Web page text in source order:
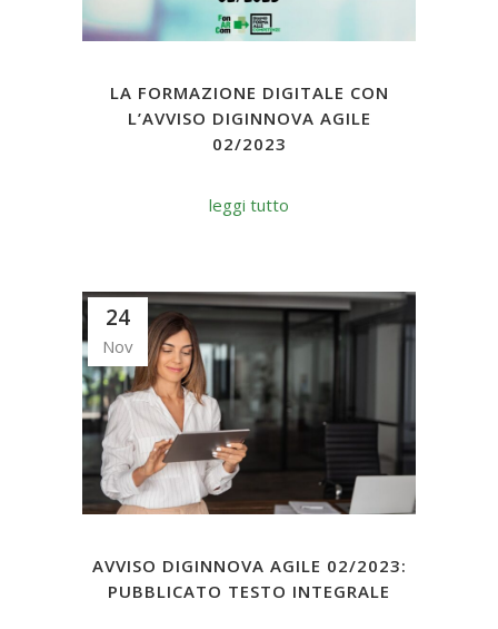
LA FORMAZIONE DIGITALE CON
L’AVVISO DIGINNOVA AGILE
02/2023
leggi tutto
24
Nov
AVVISO DIGINNOVA AGILE 02/2023:
PUBBLICATO TESTO INTEGRALE